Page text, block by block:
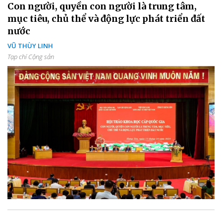
Con người, quyền con người là trung tâm,
mục tiêu, chủ thể và động lực phát triển đất
nước
VŨ THÙY LINH
Tạp chí Cộng sản